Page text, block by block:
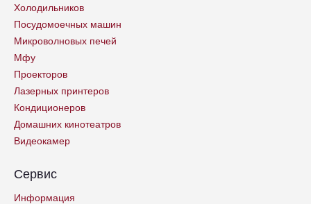
Холодильников
Посудомоечных машин
Микроволновых печей
Мфу
Проекторов
Лазерных принтеров
Кондиционеров
Домашних кинотеатров
Видеокамер
Сервис
Информация